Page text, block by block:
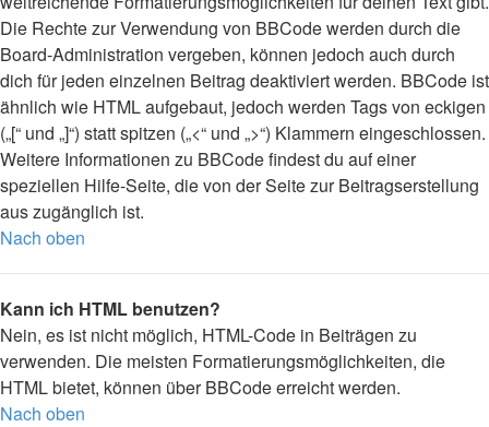
Die Rechte zur Verwendung von BBCode werden durch die
Board-Administration vergeben, können jedoch auch durch
dich für jeden einzelnen Beitrag deaktiviert werden. BBCode ist
ähnlich wie HTML aufgebaut, jedoch werden Tags von eckigen
(„[“ und „]“) statt spitzen („<“ und „>“) Klammern eingeschlossen.
Weitere Informationen zu BBCode findest du auf einer
speziellen Hilfe-Seite, die von der Seite zur Beitragserstellung
aus zugänglich ist.
Nach oben
Kann ich HTML benutzen?
Nein, es ist nicht möglich, HTML-Code in Beiträgen zu
verwenden. Die meisten Formatierungsmöglichkeiten, die
HTML bietet, können über BBCode erreicht werden.
Nach oben